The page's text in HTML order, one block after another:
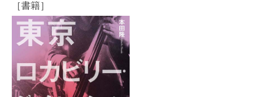
［書籍］